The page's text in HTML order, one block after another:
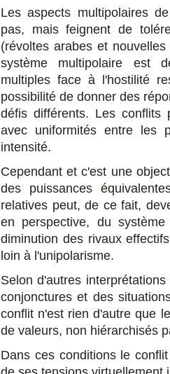
Les aspects multipolaires
pas, mais feignent de
(révoltes arabes et
système multipolaire est
multiples face à l'hostilité
possibilité de donner des
défis différents. Les conflits
avec uniformités entre les
intensité.
Cependant et c'est une
des puissances
relatives peut, de ce fait,
en perspective, du
diminution des rivaux
loin à l'unipolarisme.
Selon d'autres
conjonctures et des
conflit n'est rien d'autre que
de valeurs, non hiérarchisés
Dans ces conditions le